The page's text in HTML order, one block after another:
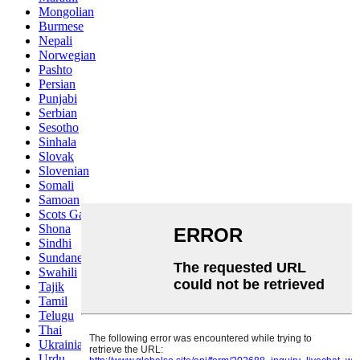
Mongolian
Burmese
Nepali
Norwegian
Pashto
Persian
Punjabi
Serbian
Sesotho
Sinhala
Slovak
Slovenian
Somali
Samoan
Scots Gaelic
Shona
Sindhi
Sundanese
Swahili
Tajik
Tamil
Telugu
Thai
Ukrainian